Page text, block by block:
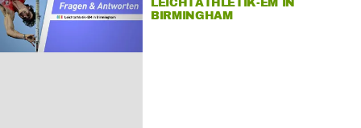
LEICHTATHLETIK-EM IN
BIRMINGHAM